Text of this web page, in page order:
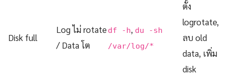
Disk full
Log ไม่ rotate
/ Data โต
df -h, du -sh
/var/log/*
ตั้ง
logrotate,
ลบ old
data, เพิ่ม
disk